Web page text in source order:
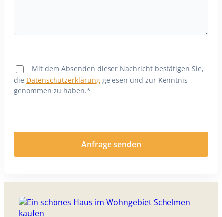
Mit dem Absenden dieser Nachricht bestätigen Sie,
die Datenschutzerklärung gelesen und zur Kenntnis
genommen zu haben.*